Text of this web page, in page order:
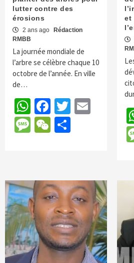
lutter contre des
érosions
2 ans ago
Rédaction
RMBB
La journée mondiale de
l’arbre se célèbre chaque 10
octobre de l’année. En ville
de…
WhatsApp
Facebook
TwitterEmail
Message
WeChatPartager
et